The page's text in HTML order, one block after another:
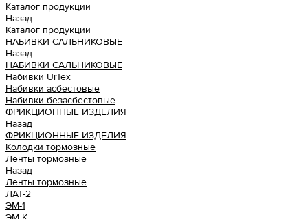
Каталог продукции
Назад
Каталог продукции
НАБИВКИ САЛЬНИКОВЫЕ
Назад
НАБИВКИ САЛЬНИКОВЫЕ
Набивки UrTex
Набивки асбестовые
Набивки безасбестовые
ФРИКЦИОННЫЕ ИЗДЕЛИЯ
Назад
ФРИКЦИОННЫЕ ИЗДЕЛИЯ
Колодки тормозные
Ленты тормозные
Назад
Ленты тормозные
ЛАТ-2
ЭМ-1